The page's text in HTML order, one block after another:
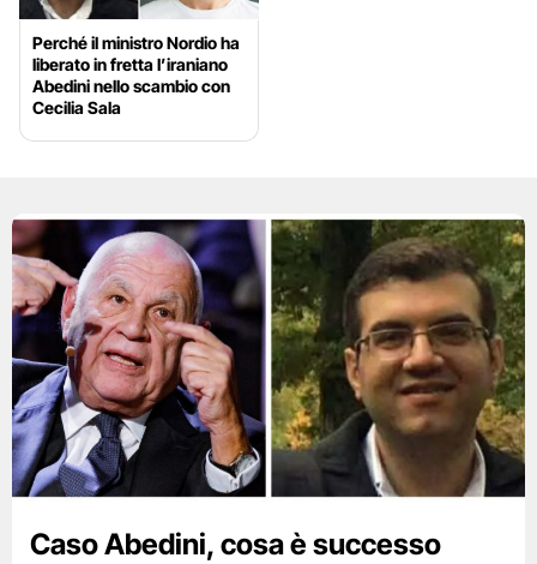
Perché il ministro Nordio ha
liberato in fretta l’iraniano
Abedini nello scambio con
Cecilia Sala
Caso Abedini, cosa è successo